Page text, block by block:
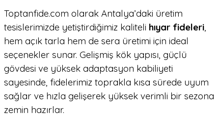
Toptanfide.com olarak Antalya’daki üretim
tesislerimizde yetiştirdiğimiz kaliteli hıyar fideleri
hem açık tarla hem de sera üretimi için ideal
seçenekler sunar. Gelişmiş kök yapısı, güçlü
gövdesi ve yüksek adaptasyon kabiliyeti
sayesinde, fidelerimiz toprakla kısa sürede uyum
sağlar ve hızla gelişerek yüksek verimli bir sezona
zemin hazırlar.